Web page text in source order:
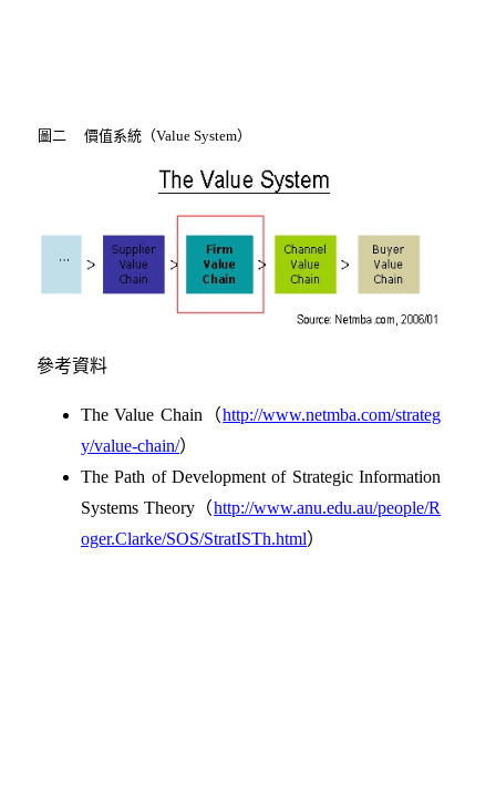
圖二 價值系統（Value System）
參考資料
The Value Chain（http://www.netmba.com/strateg
y/value-chain/）
The Path of Development of Strategic Information
Systems Theory（http://www.anu.edu.au/people/R
oger.Clarke/SOS/StratISTh.html）